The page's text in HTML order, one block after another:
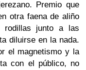
Premio que
otra faena de aliño
rodillas junto a las
diluirse en la nada.
el magnetismo y la
con el público, no